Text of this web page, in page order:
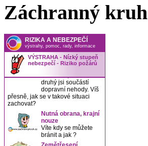
Záchranný kruh